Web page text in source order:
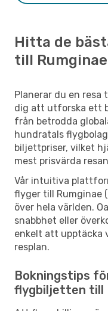
Hitta de
till Rumginae
Planerar du en resa
dig att utforska ett
från betrodda
hundratals
biljettpriser, vilket
mest prisvärda
Vår intuitiva
flyger till Rumginae
över hela världen.
snabbhet eller
enkelt att upptäcka
resplan.
Bokningstips
flygbiljetten till